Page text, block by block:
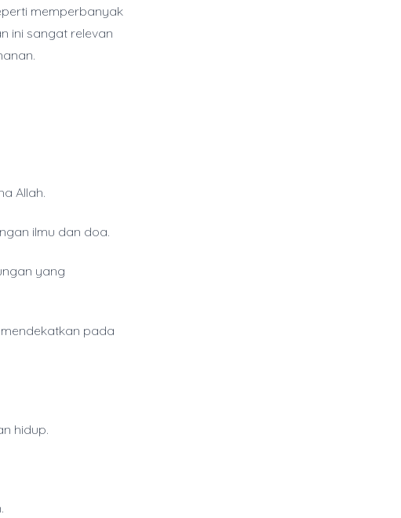
memperbanyak
ini sangat relevan
Allah.
ilmu dan doa.
yang
pada
hidup.